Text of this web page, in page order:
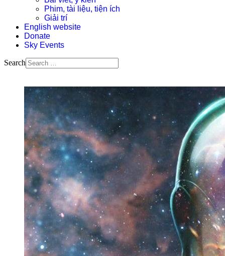
Phim, tài liệu, tiện ích
Giải trí
English website
Donate
Sky Events
Search